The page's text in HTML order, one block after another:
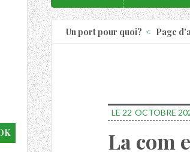
Un port pour quoi? Page
LE 22 OCTOBRE
La com